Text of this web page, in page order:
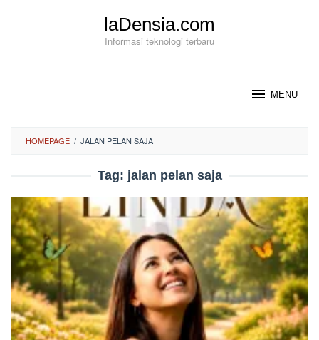
laDensia.com
Informasi teknologi terbaru
MENU
HOMEPAGE / JALAN PELAN SAJA
Tag: jalan pelan saja